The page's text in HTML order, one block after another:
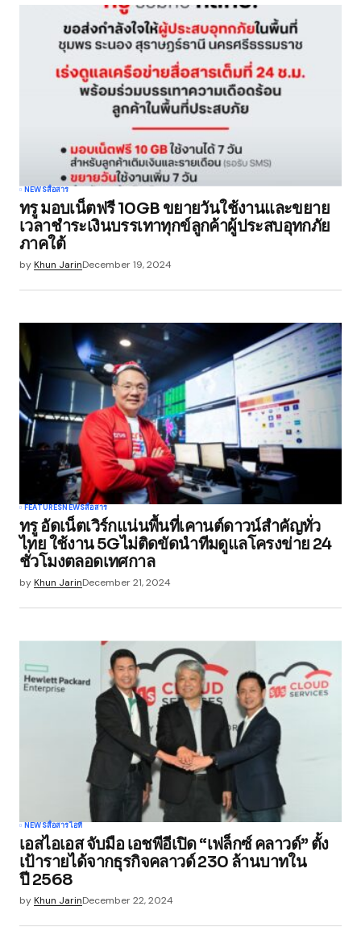
Submit Comment
NEWSสื่อสาร
ทรู มอบเน็ตฟรี 10GB ขยายวันใช้งานและขยาย
เวลาชำระเงินบรรเทาทุกข์ลูกค้าผู้ประสบอุทกภัย
ภาคใต้
byKhun JarinDecember 19, 2024
FEATURESNEWSสื่อสาร
ทรู อัดเน็ตเวิร์กแน่นพื้นที่เคานต์ดาวน์สำคัญทั่ว
ไทย ใช้งาน 5Gไม่ติดขัดนำทีมดูแลโครงข่าย 24
ชั่วโมงตลอดเทศกาล
byKhun JarinDecember 21, 2024
NEWSสื่อสารไอที
เอสไอเอส จับมือ เอชพีอีเปิด “เฟล็กซ์ คลาวด์” ตั้ง
เป้ารายได้จากธุรกิจคลาวด์ 230 ล้านบาทใน
ปี 2568
byKhun JarinDecember 22, 2024